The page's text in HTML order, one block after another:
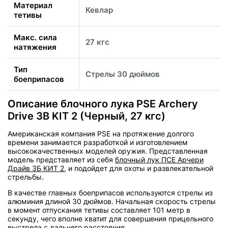
Материал
тетивы
Кевлар
Макс. сила
натяжения
27 кгс
Тип
боеприпасов
Стрелы 30 дюймов
Описание блочного лука PSE Archery
Drive 3B KIT 2 (Черный, 27 кгс)
Американская компания PSE на протяжение долгого
времени занимается разработкой и изготовлением
высококачественных моделей оружия. Представленная
модель представляет из себя блочный лук ПСЕ Арчери
Драйв 3Б КИТ 2, и подойдет для охоты и развлекательной
стрельбы.
В качестве главных боеприпасов используются стрелы из
алюминия длиной 30 дюймов. Начальная скорость стрелы
в момент отпускания тетивы составляет 101 метр в
секунду, чего вполне хватит для совершения прицельного